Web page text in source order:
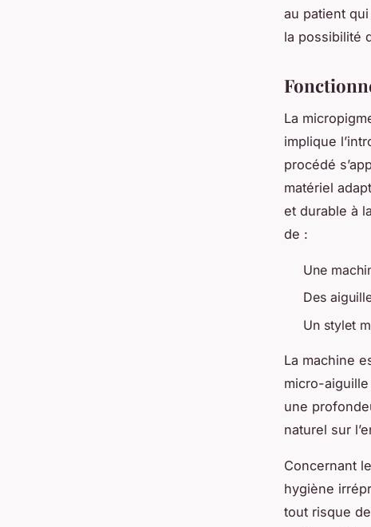
au patient
la possibilité
La
implique
procédé
matériel
et durable à
de :
Une
Des
Un stylet
La machine
micro-
une
naturel sur
Concernant
hygiène
tout risque